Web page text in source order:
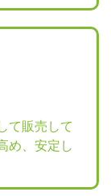
て販売して
め、安定し